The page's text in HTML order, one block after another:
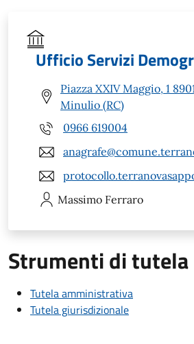
Ufficio Servizi
Piazza XXIV Maggio, 1
Minulio (RC)
0966 619004
Massimo Ferraro
Strumenti di tutela
Tutela amministrativa
Tutela giurisdizionale